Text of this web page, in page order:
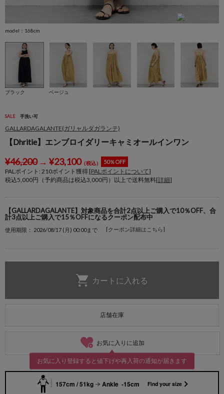
model：168cm
ブラック ベージュ
SALE 手洗い可
GALLARDAGALANTE(ガリャルダガランテ)
【Dhritie】エンブロイダリーキャミオールインワン
¥46,200→ ¥23,100（税込） 50％OFF
PALポイント: 210ポイント獲得 [PALポイントについて]
税込5,000円（予約商品は税込3,000円）以上で送料無料[詳細]
【GALLARDAGALANTE】対象商品を合計2点以上ご購入で10％OFF、合
計3点以上ご購入で15％OFFになるクーポン配布中
使用期限： 2026/08/17 (月) 00:00まで [クーポン詳細はこちら]
店舗在庫
お気に入りに追加
お気に入り登録すると値下げや再入荷の通知が届きます
157cm / 51kg Ankle -15cm Find your size